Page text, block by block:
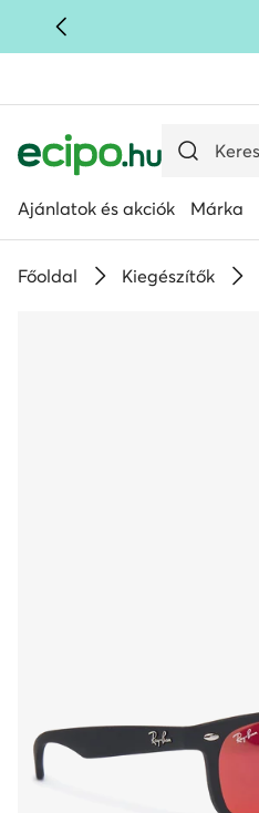
UGRÁS A FŐ TARTALOMRA
Ajánlatok és akciók Márka
Főoldal Kiegészítők